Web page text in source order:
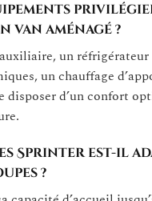
van aménagé ?
un
un chauffage
disposer d’un confort
Sprinter est-il
?